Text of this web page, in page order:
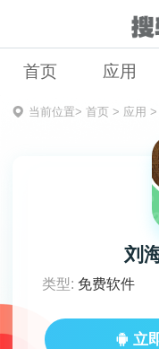
首页 应用
当前位置> 首页> 应用 >
刘
类型: 免费软件
立